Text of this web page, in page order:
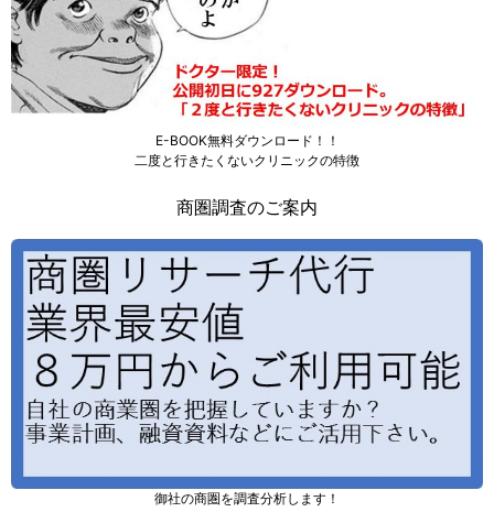
E-BOOK無料ダウンロード！！
二度と行きたくないクリニックの特徴
商圏調査のご案内
御社の商圏を調査分析します！